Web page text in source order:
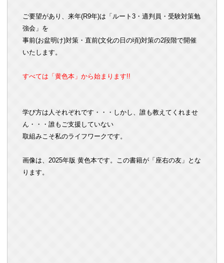
ご要望があり、来年(R9年)は「ルート3・適判員・受験対策勉
強会」を
事前(お盆明け)対策・直前(文化の日の頃)対策の2段階で開催
いたします。
すべては「黄色本」から始まります!!
学び方は人それぞれです・・・しかし、誰も教えてくれませ
ん・・・誰もご支援していない
取組みこそ私のライフワークです。
画像は、2025年版 黄色本です。この書籍が「座右の友」とな
ります。